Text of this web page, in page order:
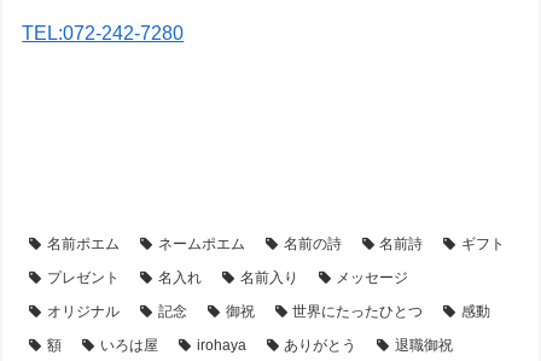
TEL:072-242-7280
名前ポエム ネームポエム 名前の詩 名前詩
ギフト
プレゼント
名入れ 名前入り
メッセージ
オリジナル
記念 御祝 世界にたったひとつ
感動
額
いろは屋 irohaya ありがとう 退職御祝